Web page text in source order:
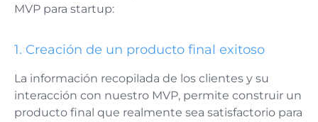
MVP para startup:
1. Creación de un producto final exitoso
La información recopilada de los clientes y su
interacción con nuestro MVP, permite construir un
producto final que realmente sea satisfactorio para